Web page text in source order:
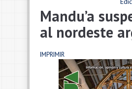
Mandu’a
al nordeste
IMPRIMIR